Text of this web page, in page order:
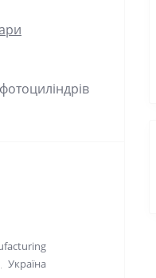
Україна